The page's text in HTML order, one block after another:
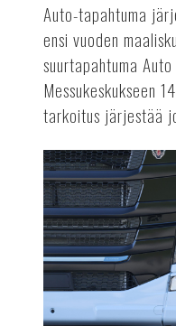
Auto-tapahtuma
ensi vuoden
suurtapahtuma
Messukeskukseen
tarkoitus järjestää
Terästä
sähkörekoilla